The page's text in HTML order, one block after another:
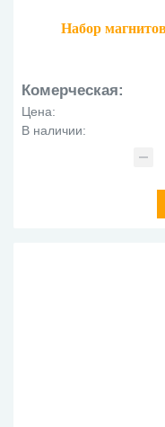
Набор
Комерческая:
Цена:
В наличии: